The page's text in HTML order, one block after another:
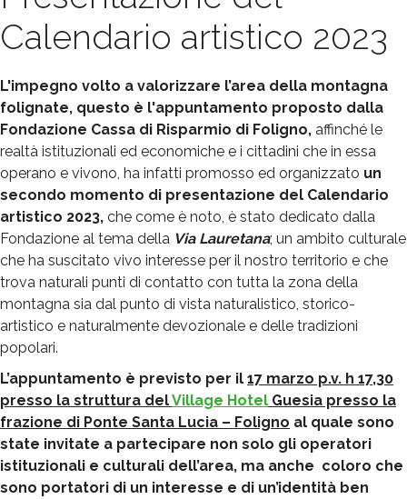
Calendario artistico 2023
L'impegno volto a valorizzare l’area della montagna
folignate, questo è l'appuntamento proposto dalla
Fondazione Cassa di Risparmio di Foligno, affinché le
realtà istituzionali ed economiche e i cittadini che in essa
operano e vivono, ha infatti promosso ed organizzato un
secondo momento di presentazione del Calendario
artistico 2023, che come è noto, è stato dedicato dalla
Fondazione al tema della Via Lauretana; un ambito culturale
che ha suscitato vivo interesse per il nostro territorio e che
trova naturali punti di contatto con tutta la zona della
montagna sia dal punto di vista naturalistico, storico-
artistico e naturalmente devozionale e delle tradizioni
popolari.
L’appuntamento è previsto per il 17 marzo p.v. h 17,30
presso la struttura delVillage Hotel Guesia presso la
frazione di Ponte Santa Lucia – Foligno al quale sono
state invitate a partecipare non solo gli operatori
istituzionali e culturali dell’area, ma anche coloro che
sono portatori di un interesse e di un’identità ben